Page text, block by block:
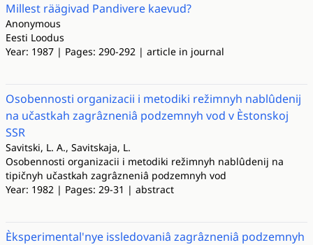
Millest räägivad Pandivere kaevud?
Anonymous
Eesti Loodus
Year: 1987 | Pages: 290-292 | article in journal
Osobennosti organizacii i metodiki režimnyh nablûdenij
na učastkah zagrâzneniâ podzemnyh vod v Èstonskoj
SSR
Savitski, L. A., Savitskaja, L.
Osobennosti organizacii i metodiki režimnyh nablûdenij na
tipičnyh učastkah zagrâzneniâ podzemnyh vod
Year: 1982 | Pages: 29-31 | abstract
Èksperimental'nye issledovaniâ zagrâzneniâ podzemnyh